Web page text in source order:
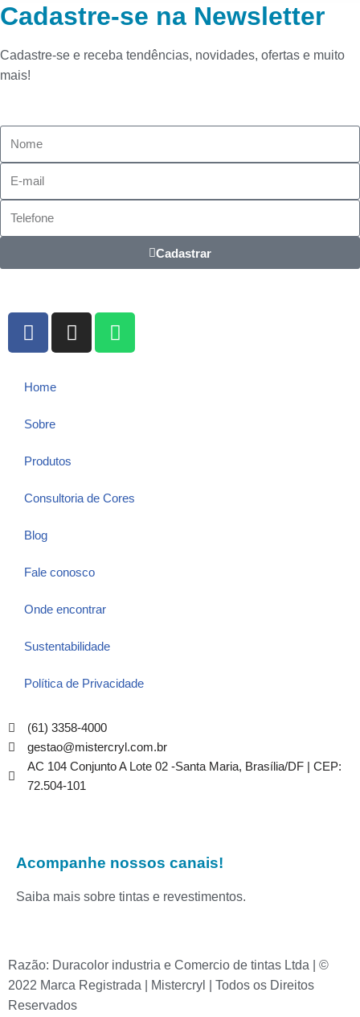
Cadastre-se na Newsletter
Cadastre-se e receba tendências, novidades, ofertas e muito
mais!
Cadastrar
Home
Sobre
Produtos
Consultoria de Cores
Blog
Fale conosco
Onde encontrar
Sustentabilidade
Política de Privacidade
(61) 3358-4000
gestao@mistercryl.com.br
AC 104 Conjunto A Lote 02 -Santa Maria, Brasília/DF | CEP:
72.504-101
Acompanhe nossos canais!
Saiba mais sobre tintas e revestimentos.
Razão: Duracolor industria e Comercio de tintas Ltda | ©
2022 Marca Registrada | Mistercryl | Todos os Direitos
Reservados